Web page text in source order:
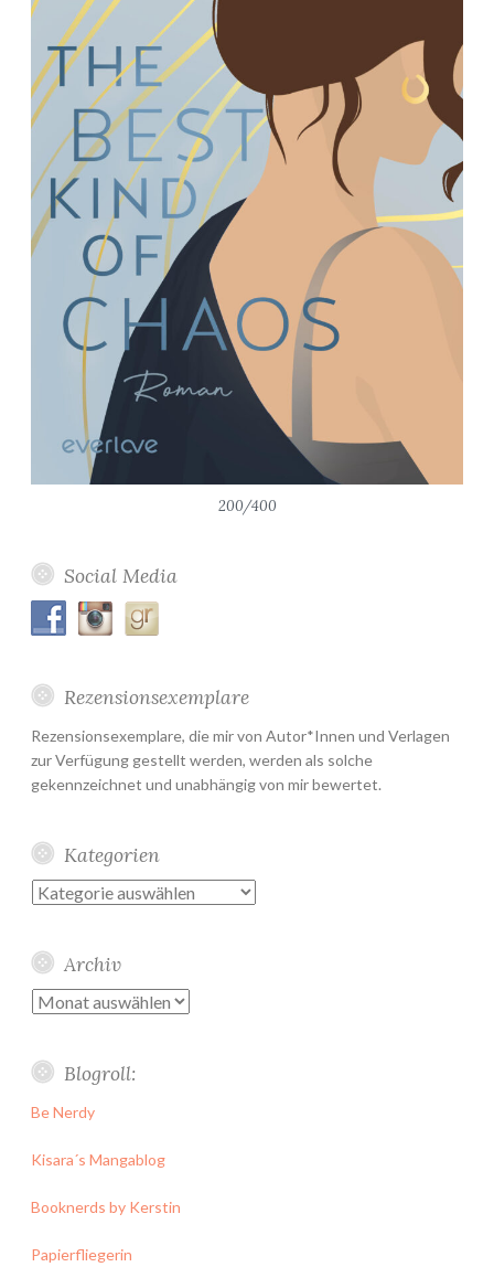
200/400
Social Media
Rezensionsexemplare
Rezensionsexemplare, die mir von Autor*Innen und Verlagen
zur Verfügung gestellt werden, werden als solche
gekennzeichnet und unabhängig von mir bewertet.
Kategorien
Kategorien
Archiv
Archiv
Blogroll:
Be Nerdy
Kisara´s Mangablog
Booknerds by Kerstin
Papierfliegerin